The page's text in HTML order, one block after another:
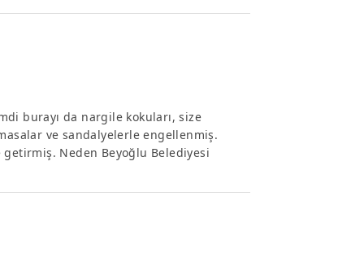
burayı da nargile kokuları, size
ve sandalyelerle engellenmiş.
Neden Beyoğlu Belediyesi